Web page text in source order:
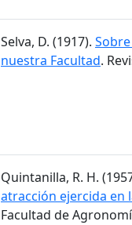
Selva, D. (1917).
nuestra Facultad.
Quintanilla, R. H.
atracción ejercida en
Facultad de